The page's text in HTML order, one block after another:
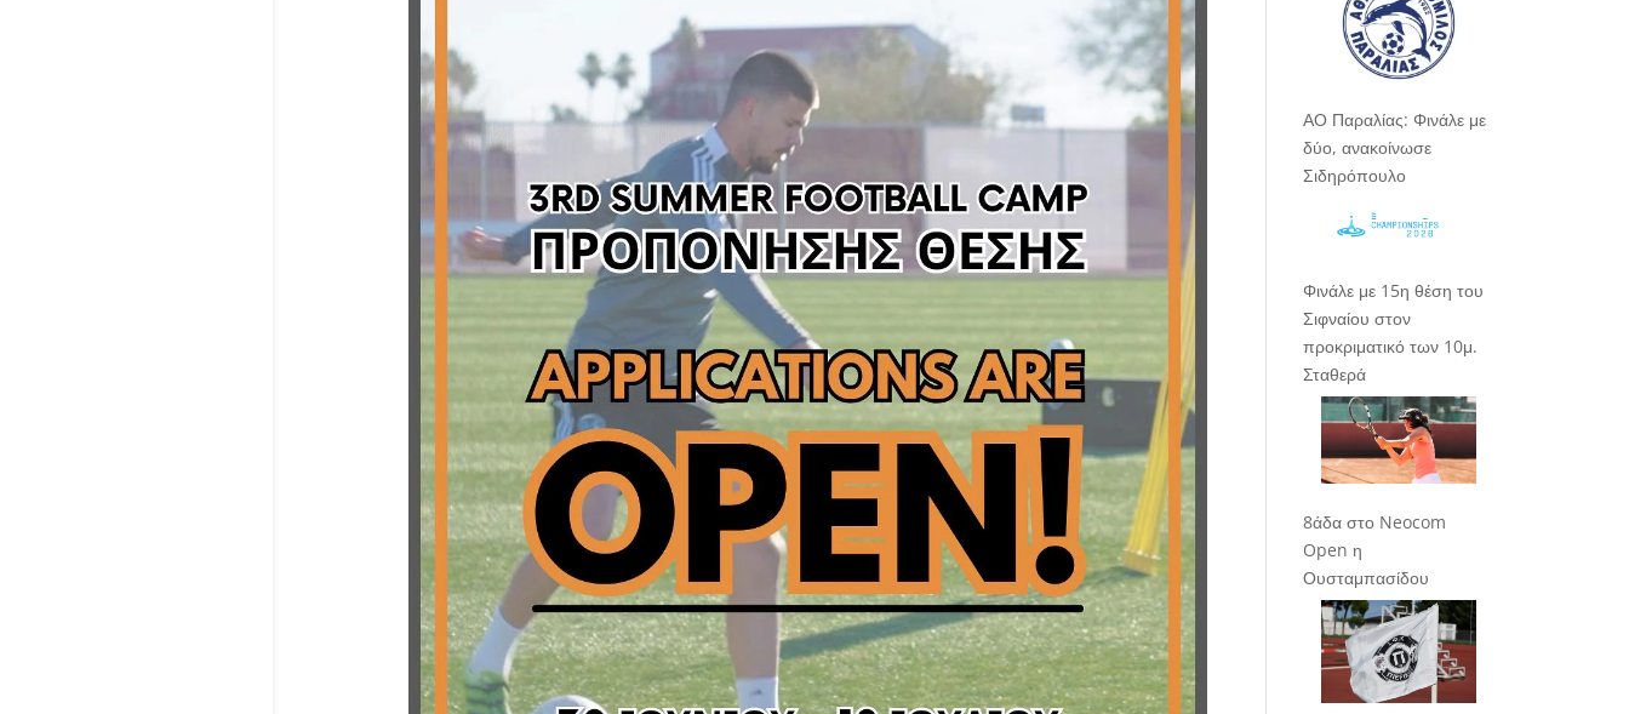
ΑΟ Παραλίας: Φινάλε με
δύο, ανακοίνωσε
Σιδηρόπουλο
Φινάλε με 15η θέση του
Σιφναίου στον
προκριματικό των 10μ.
Σταθερά
8άδα στο Neocom
Open η
Ουσταμπασίδου